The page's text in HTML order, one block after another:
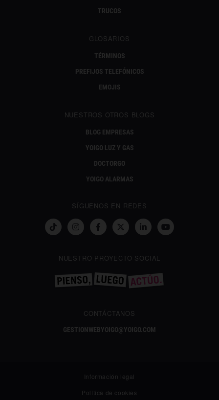
TRUCOS
GLOSARIOS
TÉRMINOS
PREFIJOS TELEFÓNICOS
EMOJIS
NUESTROS OTROS BLOGS
BLOG EMPRESAS
YOIGO LUZ Y GAS
DOCTORGO
YOIGO ALARMAS
SÍGUENOS EN REDES
NUESTRO PROYECTO SOCIAL
CONTÁCTANOS
GESTIONWEBYOIGO@YOIGO.COM
Información legal
Política de cookies